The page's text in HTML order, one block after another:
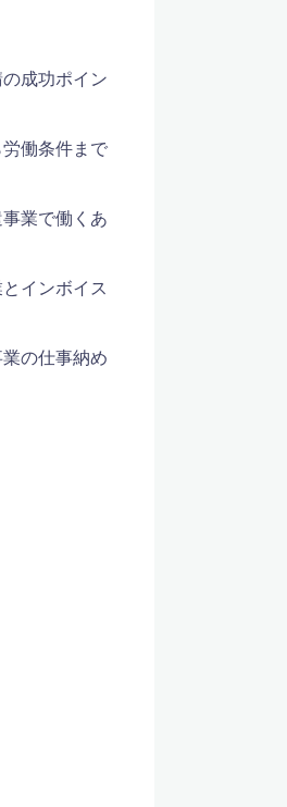
成功ポイン
働条件まで
業で働くあ
インボイス
の仕事納め